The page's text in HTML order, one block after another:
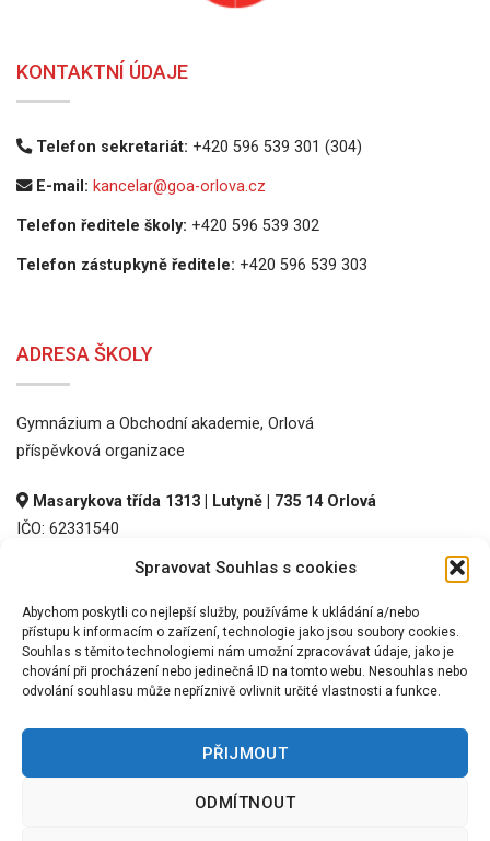
Spravovat Souhlas s cookies
Abychom poskytli co nejlepší služby, používáme k ukládání a/nebo
přístupu k informacím o zařízení, technologie jako jsou soubory cookies.
Souhlas s těmito technologiemi nám umožní zpracovávat údaje, jako je
chování při procházení nebo jedinečná ID na tomto webu. Nesouhlas nebo
odvolání souhlasu může nepříznivě ovlivnit určité vlastnosti a funkce.
PŘIJMOUT
ODMÍTNOUT
KONTAKTNÍ ÚDAJE
Telefon sekretariát: +420 596 539 301 (304)
E-mail: kancelar@goa-orlova.cz
Telefon ředitele školy: +420 596 539 302
Telefon zástupkyně ředitele: +420 596 539 303
ADRESA ŠKOLY
Gymnázium a Obchodní akademie, Orlová
příspěvková organizace
Masarykova třída 1313 | Lutyně | 735 14 Orlová
IČO: 62331540
©